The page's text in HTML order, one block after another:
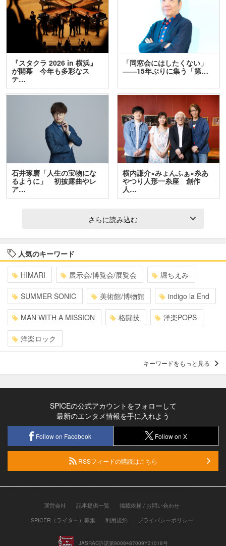
『スタクラ 2026 in 横浜』
が開幕 今年も多彩なス
テ…
「同窓会にはしたくない」
――15年ぶりに集う「第…
石井琢磨「人生の宝物にな
るように」 初披露曲やレ
ア…
横内謙介×みょんふぁ×糸あ
やつり人形一糸座 創作
人…
さらに読み込む
人気のキーワード
HIMARI 展示会/博覧会/展覧会 堀ちえみ
SUMMER SONIC 美術館/博物館 indigo la End
MAN WITH A MISSION 格闘技 洋楽POPS
洋楽ロック
キーワードをもっと見る
SPICEの公式アカウントをフォローして
最新のエンタメ情報を手に入れよう
Follow on Facebook Follow on X
RSSフィードの購読はこちら
運営会社 記事提供一覧
掲載依頼 / お問い合わせ
SPICER（ライター）募集
利用規約 プライバシーポリシー
JASRAC許諾第9008487009Y31018号